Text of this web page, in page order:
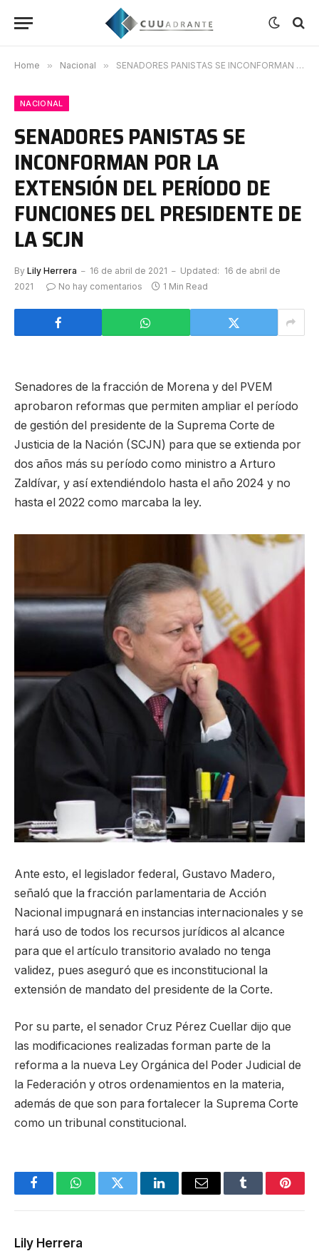
Home » Nacional » SENADORES PANISTAS SE INCONFORMAN POR LA EXTENSIÓN DEL PERÍODO DE FUNCIONES DEL PRESIDENTE DE LA SCJN
NACIONAL
SENADORES PANISTAS SE
INCONFORMAN POR LA
EXTENSIÓN DEL PERÍODO DE
FUNCIONES DEL PRESIDENTE DE
LA SCJN
By Lily Herrera 16 de abril de 2021 Updated: 16 de abril de
2021
No hay comentarios 1 Min Read
Senadores de la fracción de Morena y del PVEM
aprobaron reformas que permiten ampliar el período
de gestión del presidente de la Suprema Corte de
Justicia de la Nación (SCJN) para que se extienda por
dos años más su período como ministro a Arturo
Zaldívar, y así extendiéndolo hasta el año 2024 y no
hasta el 2022 como marcaba la ley.
Ante esto, el legislador federal, Gustavo Madero,
señaló que la fracción parlamentaria de Acción
Nacional impugnará en instancias internacionales y se
hará uso de todos los recursos jurídicos al alcance
para que el artículo transitorio avalado no tenga
validez, pues aseguró que es inconstitucional la
extensión de mandato del presidente de la Corte.
Por su parte, el senador Cruz Pérez Cuellar dijo que
las modificaciones realizadas forman parte de la
reforma a la nueva Ley Orgánica del Poder Judicial de
la Federación y otros ordenamientos en la materia,
además de que son para fortalecer la Suprema Corte
como un tribunal constitucional.
FacebookWhatsAppTwitter LinkedInEmail Tumblr
Lily Herrera